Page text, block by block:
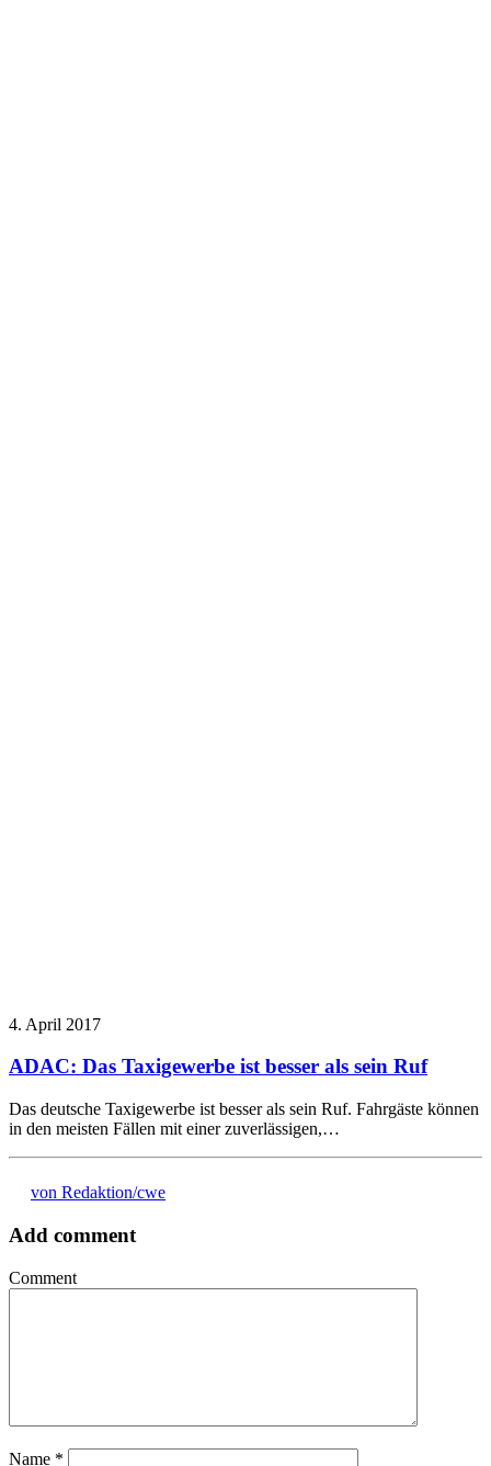
4. April 2017
ADAC: Das Taxigewerbe ist besser als sein Ruf
Das deutsche Taxigewerbe ist besser als sein Ruf. Fahrgäste können
in den meisten Fällen mit einer zuverlässigen,…
von Redaktion/cwe
Add comment
Comment
Name *